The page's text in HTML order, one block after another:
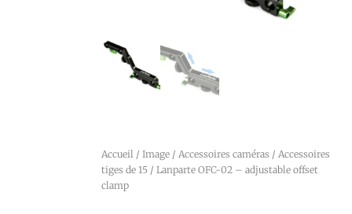
Accueil / Image / Accessoires caméras / Accessoires
tiges de 15 / Lanparte OFC-02 – adjustable offset
clamp